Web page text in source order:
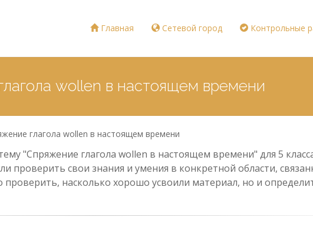
Главная Сетевой город Контрольные
wollen в настоящем времени
глагола wollen в настоящем времени
"Спряжение глагола wollen в настоящем времени" для 5
проверить свои знания и умения в конкретной области,
насколько хорошо усвоили материал, но и